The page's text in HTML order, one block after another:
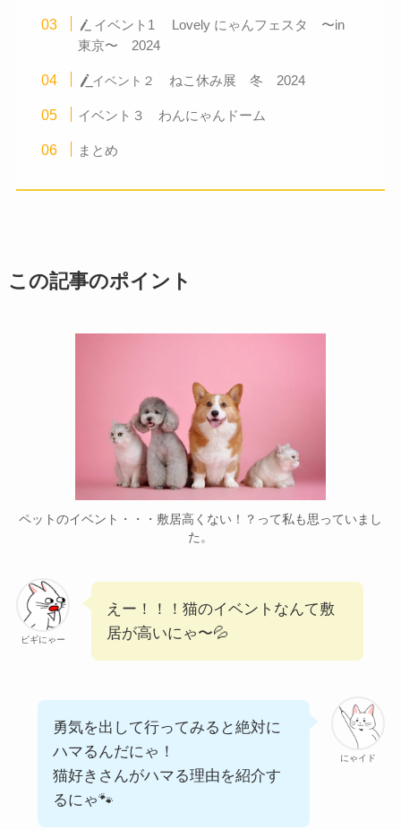
イベント1 Lovely にゃんフェスタ 〜in
東京〜 2024
イベント２ ねこ休み展 冬 2024
イベント３ わんにゃんドーム
まとめ
この記事のポイント
ペットのイベント・・・敷居高くない！？って私も思っていまし
た。
ビギにゃー
えー！！！猫のイベントなんて敷
居が高いにゃ〜💦
にゃイド
勇気を出して行ってみると絶対に
ハマるんだにゃ！
猫好きさんがハマる理由を紹介す
るにゃ🐾